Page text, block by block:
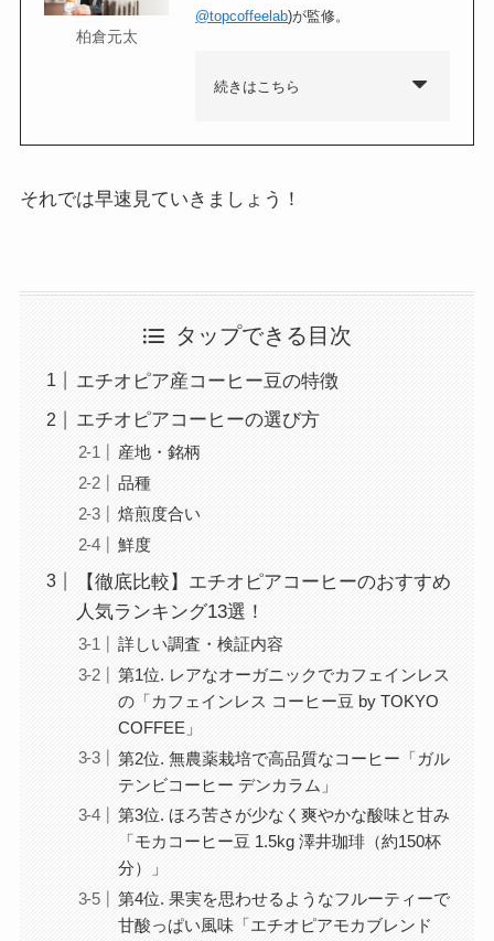
柏倉元太
@topcoffeelab)が監修。
続きはこちら
それでは早速見ていきましょう！
タップできる目次
エチオピア産コーヒー豆の特徴
エチオピアコーヒーの選び方
産地・銘柄
品種
焙煎度合い
鮮度
【徹底比較】エチオピアコーヒーのおすすめ
人気ランキング13選！
詳しい調査・検証内容
第1位. レアなオーガニックでカフェインレス
の「カフェインレス コーヒー豆 by TOKYO
COFFEE」
第2位. 無農薬栽培で高品質なコーヒー「ガル
テンビコーヒー デンカラム」
第3位. ほろ苦さが少なく爽やかな酸味と甘み
「モカコーヒー豆 1.5kg 澤井珈琲（約150杯
分）」
第4位. 果実を思わせるようなフルーティーで
甘酸っぱい風味「エチオピアモカブレンド